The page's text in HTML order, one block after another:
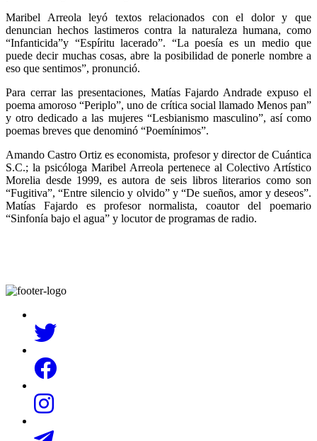
Maribel Arreola leyó textos relacionados con el dolor y que
denuncian hechos lastimeros contra la naturaleza humana, como
“Infanticida”y “Espíritu lacerado”. “La poesía es un medio que
puede decir muchas cosas, abre la posibilidad de ponerle nombre a
eso que sentimos”, pronunció.
Para cerrar las presentaciones, Matías Fajardo Andrade expuso el
poema amoroso “Periplo”, uno de crítica social llamado Menos pan”
y otro dedicado a las mujeres “Lesbianismo masculino”, así como
poemas breves que denominó “Poemínimos”.
Amando Castro Ortiz es economista, profesor y director de Cuántica
S.C.; la psicóloga Maribel Arreola pertenece al Colectivo Artístico
Morelia desde 1999, es autora de seis libros literarios como son
“Fugitiva”, “Entre silencio y olvido” y “De sueños, amor y deseos”.
Matías Fajardo es profesor normalista, coautor del poemario
“Sinfonía bajo el agua” y locutor de programas de radio.